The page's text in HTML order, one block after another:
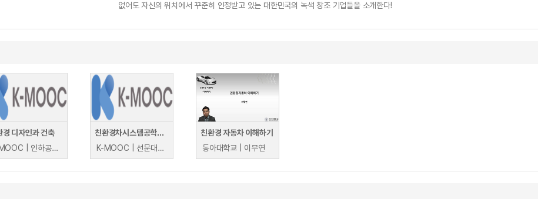
없어도 자신의 위치에서 꾸준히 인정받고 있는 대한민국의 녹색 창조 기업들을 소개한다!
경 디자인과 건축
K-MOOC | 인하공업전문대학 김자경
친환경차시스템공학개론
K-MOOC | 선문대학교 이충성
친환경 자동차 이해하기
동아대학교 | 이무연